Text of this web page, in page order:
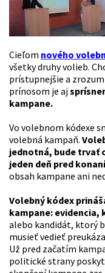
Cieľom nového
všetky druhy volieb.
prístupnejšie a
prínosom je aj
kampane.
Vo volebnom kódexe
volebná kampaň.
jednotná, bude trvať
jeden deň pred
obsah kampane ani
Volebný kódex
kampane: evidencia,
alebo kandidát, ktorý
musieť vedieť
Už pred začatím
politické strany